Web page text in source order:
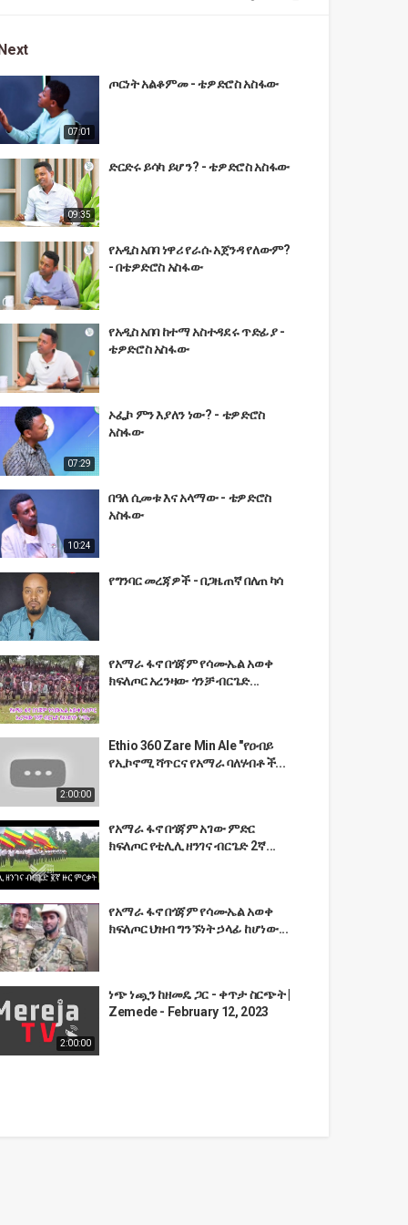
07:01
ጦርነት አልቆምመ - ቴዎድሮስ አስፋው
09:35
ድርድሩ ይሳካ ይሆን? - ቴዎድሮስ አስፋው
የአዲስ አበባ ነዋሪ የራሱ አጀንዳ የለውም?
- በቴዎድሮስ አስፋው
የአዲስ አበባ ከተማ አስተዳደሩ ጥድፊያ -
ቴዎድሮስ አስፋው
07:29
ኦፌኮ ምን እያለን ነው? - ቴዎድሮስ
አስፋው
10:24
በዓለ ሲመቱ እና አላማው - ቴዎድሮስ
አስፋው
የግንባር መረጃዎች - በጋዜጠኛ በለጠ ካሳ
የአማራ ፋኖ በጎጃም የሳሙኤል አወቀ
ክፍለጦር አረንዛው ጎንቻ ብርጌድ...
2:00:00
Ethio 360 Zare Min Ale "የዐብይ
የኢኮኖሚ ሻጥርና የአማራ ባለሃብቶች...
የአማራ ፋኖ በጎጃም አገው ምድር
ክፍለጦር የቲሊሊ ዘንገና ብርጌድ 2ኛ...
የአማራ ፋኖ በጎጃም የሳሙኤል አወቀ
ክፍለጦር ህዝብ ግንኙነት ኃላፊ ከሆነው...
2:00:00
ነጭ ነጯን ከዘመዴ ጋር - ቀጥታ ስርጭት |
Zemede - February 12, 2023